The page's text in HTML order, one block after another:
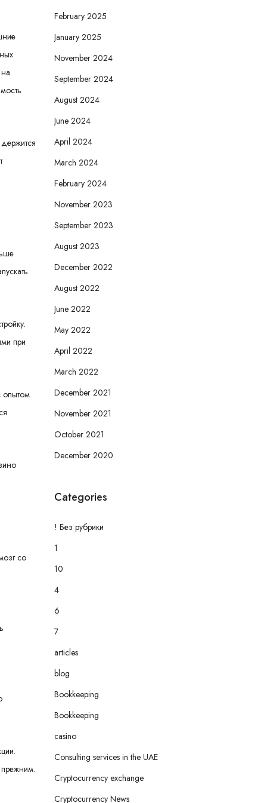
при
опытом
со
прежним.
February 2025
January 2025
November 2024
September 2024
August 2024
June 2024
April 2024
March 2024
February 2024
November 2023
September 2023
August 2023
December 2022
August 2022
June 2022
May 2022
April 2022
March 2022
December 2021
November 2021
October 2021
December 2020
Categories
! Без рубрики
1
10
4
6
7
articles
blog
Bookkeeping
Bookkeeping
casino
Consulting services in the UAE
Cryptocurrency exchange
Cryptocurrency News